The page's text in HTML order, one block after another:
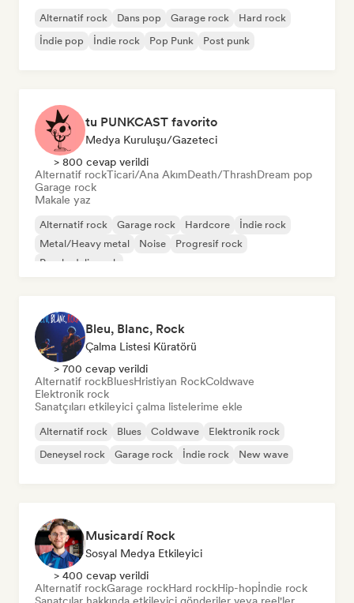
Alternatif rock Dans pop Garage rock
Hard rock
İndie pop
İndie rock Pop Punk Post punk
tu PUNKCAST favorito
Medya Kuruluşu/Gazeteci
> 800 cevap verildi
Alternatif rockTicari/Ana AkımDeath/ThrashDream pop
Garage rock
Makale yaz
Alternatif rock Garage rock Hardcore
İndie rock
Metal/Heavy metal
Noise
Progresif rock
Psychedelic rock
Bleu, Blanc, Rock
Çalma Listesi Küratörü
> 700 cevap verildi
Alternatif rockBluesHristiyan RockColdwave
Elektronik rock
Sanatçıları etkileyici çalma listelerime ekle
Alternatif rock Blues Coldwave
Elektronik rock
Deneysel rock
Garage rock İndie rock New wave
Musicardí Rock
Sosyal Medya Etkileyici
> 400 cevap verildi
Alternatif rockGarage rockHard rockHip-hopİndie rock